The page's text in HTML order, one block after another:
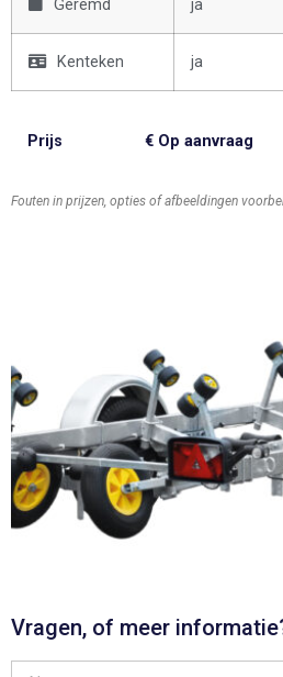
Geremd ja
Kenteken ja
Prijs € Op aanvraag
Fouten in prijzen, opties of afbeeldingen
Vragen, of meer